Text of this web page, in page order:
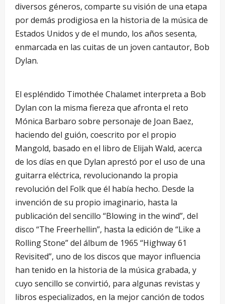
diversos géneros, comparte su visión de una etapa
por demás prodigiosa en la historia de la música de
Estados Unidos y de el mundo, los años sesenta,
enmarcada en las cuitas de un joven cantautor, Bob
Dylan.
El espléndido Timothée Chalamet interpreta a Bob
Dylan con la misma fiereza que afronta el reto
Mónica Barbaro sobre personaje de Joan Baez,
haciendo del guión, coescrito por el propio
Mangold, basado en el libro de Elijah Wald, acerca
de los días en que Dylan aprestó por el uso de una
guitarra eléctrica, revolucionando la propia
revolución del Folk que él había hecho. Desde la
invención de su propio imaginario, hasta la
publicación del sencillo “Blowing in the wind”, del
disco “The Freerhellin”, hasta la edición de “Like a
Rolling Stone” del álbum de 1965 “Highway 61
Revisited”, uno de los discos que mayor influencia
han tenido en la historia de la música grabada, y
cuyo sencillo se convirtió, para algunas revistas y
libros especializados, en la mejor canción de todos